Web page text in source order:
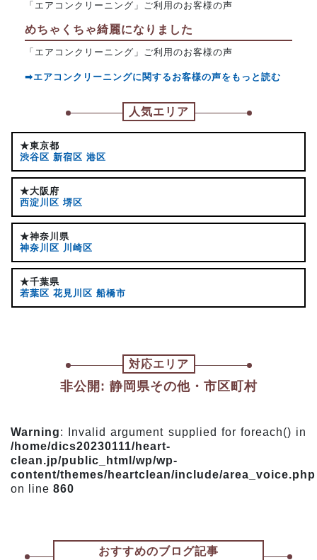
「エアコンクリーニング」ご利用のお客様の声
めちゃくちゃ綺麗になりました
「エアコンクリーニング」ご利用のお客様の声
➡エアコンクリーニングに関するお客様の声をもっと読む
人気エリア
★東京都
渋谷区 新宿区 港区
★大阪府
西淀川区 堺区
★神奈川県
神奈川区 川崎区
★千葉県
若葉区 花見川区 船橋市
対応エリア
非公開: 静岡県その他・市区町村
Warning: Invalid argument supplied for foreach() in
/home/dics20230111/heart-
clean.jp/public_html/wp/wp-
content/themes/heartclean/include/area_voice.php
on line 860
おすすめのブログ記事